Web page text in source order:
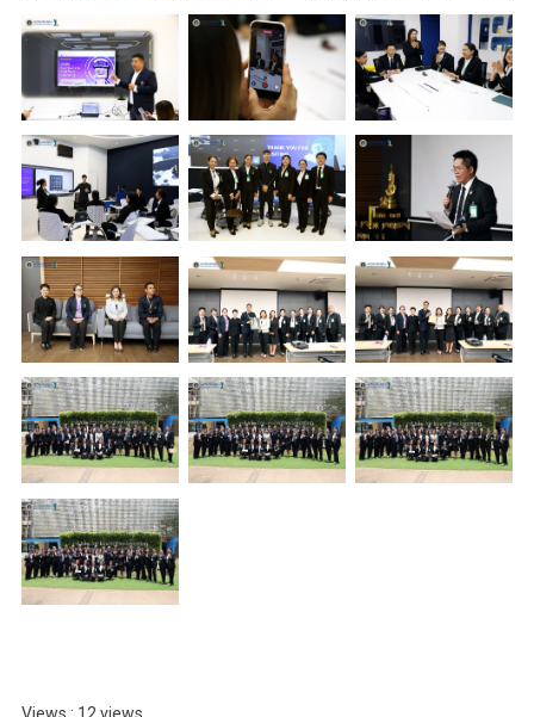
Views : 12 views